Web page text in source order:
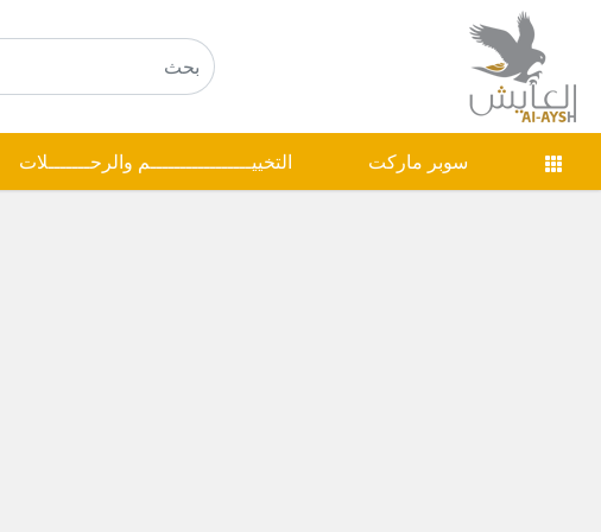
سوبر ماركت التخييـــــــــــــــــم والرحـــــــلات